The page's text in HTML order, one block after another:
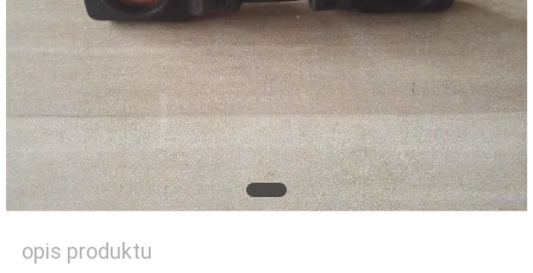
opis produktu